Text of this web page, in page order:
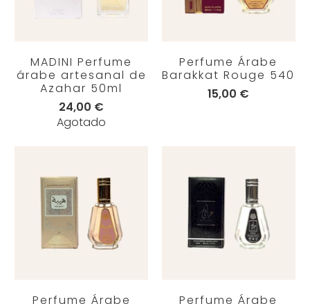
MADINI Perfume
árabe artesanal de
Azahar 50ml
24,00 €
Agotado
Perfume Árabe
Barakkat Rouge 540
15,00 €
Perfume Árabe
Perfume Árabe